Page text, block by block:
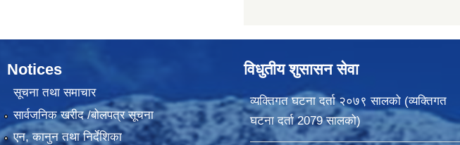
Notices
सूचना तथा समाचार
सार्वजनिक खरीद /बोलपत्र सूचना
एन, कानुन तथा निर्देशिका
विधुतीय शुसासन सेवा
व्यक्तिगत घटना दर्ता २०७९ सालको (व्यक्तिगत
घटना दर्ता 2079 सालको)